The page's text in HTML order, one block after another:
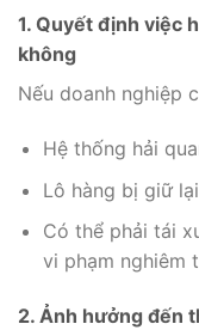
1. Quyết định việc
không
Nếu doanh nghiệp
Hệ thống hải
Lô hàng bị giữ
Có thể phải tái
vi phạm nghiêm
2. Ảnh hưởng đến